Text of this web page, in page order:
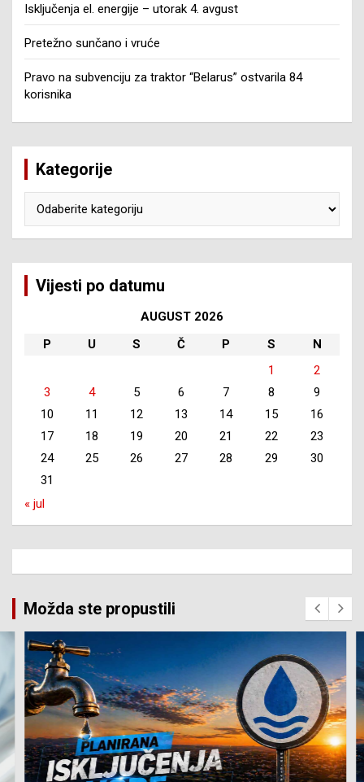
Isključenja el. energije – utorak 4. avgust
Pretežno sunčano i vruće
Pravo na subvenciju za traktor “Belarus” ostvarila 84
korisnika
Kategorije
Vijesti po datumu
AUGUST 2026
P
U S Č P S
N
1
2
3
4 5 6 7 8
9
10
11 12 13 14 15
16
17
18 19 20 21 22
23
24
25 26 27 28 29
30
31
« jul
Možda ste propustili